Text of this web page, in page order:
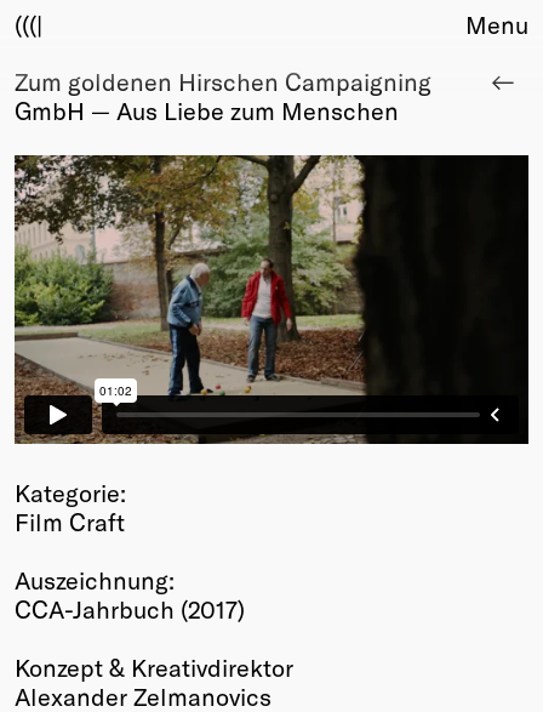
(((|
About
Club
Sponsors
Fair Work
TBD
Events
Upcoming
Past
Membership
Info
Young Creatives
Friends of Creativity
Winners
2026
Annual
Menu
Zum goldenen Hirschen Campaigning
GmbH — Aus Liebe zum Menschen
Kategorie:
Film Craft
Auszeichnung:
CCA-Jahrbuch (2017)
Konzept & Kreativdirektor
Alexander Zelmanovics